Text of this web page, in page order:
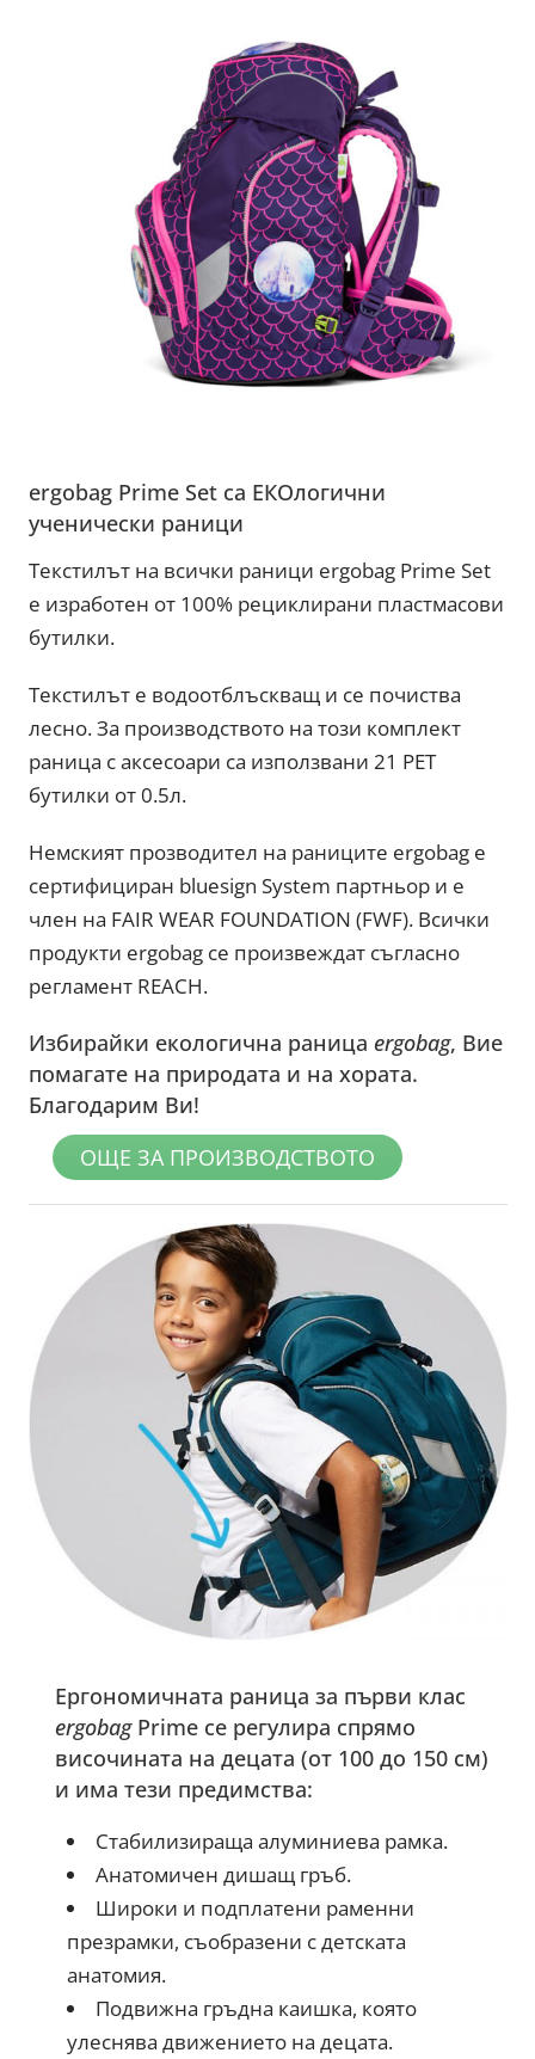
ergobag Prime Set са ЕКОлогични
ученически раници
Текстилът на всички раници ergobag Prime Set
е изработен от 100% рециклирани пластмасови
бутилки.
Текстилът е водоотблъскващ и се почиства
лесно. За производството на този комплект
раница с аксесоари са използвани 21 PET
бутилки от 0.5л.
Немският прозводител на раниците ergobag е
сертифициран bluesign System партньор и е
член на FAIR WEAR FOUNDATION (FWF). Всички
продукти ergobag се произвеждат съгласно
регламент REACH.
Избирайки екологична раницаergobag, Вие
помагате на природата и на хората.
Благодарим Ви!
ОЩЕ ЗА ПРОИЗВОДСТВОТО
Ергономичната раница за първи клас
ergobagPrime се регулира спрямо
височината на децата (от 100 до 150 см)
и има тези предимства:
Стабилизираща алуминиева рамка.
Анатомичен дишащ гръб.
Широки и подплатени раменни
презрамки, съобразени с детската
анатомия.
Подвижна гръдна каишка, която
улеснява движението на децата.